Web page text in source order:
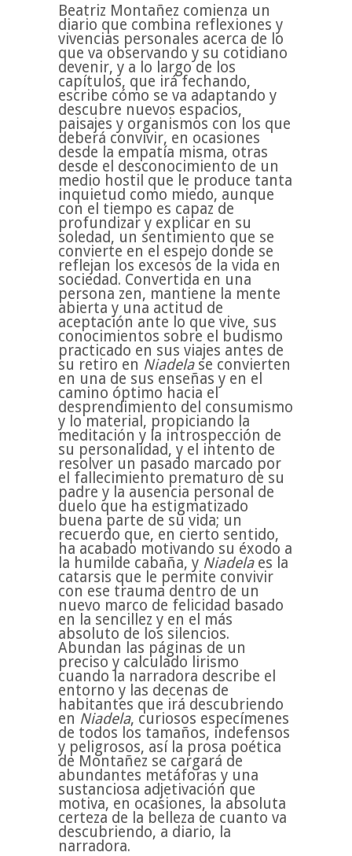
Beatriz Montañez comienza un
diario que combina reflexiones y
vivencias personales acerca de lo
que va observando y su cotidiano
devenir, y a lo largo de los
capítulos, que irá fechando,
escribe cómo se va adaptando y
descubre nuevos espacios,
paisajes y organismos con los que
deberá convivir, en ocasiones
desde la empatía misma, otras
desde el desconocimiento de un
medio hostil que le produce tanta
inquietud como miedo, aunque
con el tiempo es capaz de
profundizar y explicar en su
soledad, un sentimiento que se
convierte en el espejo donde se
reflejan los excesos de la vida en
sociedad. Convertida en una
persona zen, mantiene la mente
abierta y una actitud de
aceptación ante lo que vive, sus
conocimientos sobre el budismo
practicado en sus viajes antes de
su retiro en Niadelase convierten
en una de sus enseñas y en el
camino óptimo hacia el
desprendimiento del consumismo
y lo material, propiciando la
meditación y la introspección de
su personalidad, y el intento de
resolver un pasado marcado por
el fallecimiento prematuro de su
padre y la ausencia personal de
duelo que ha estigmatizado
buena parte de su vida; un
recuerdo que, en cierto sentido,
ha acabado motivando su éxodo a
la humilde cabaña, y Niadelaes la
catarsis que le permite convivir
con ese trauma dentro de un
nuevo marco de felicidad basado
en la sencillez y en el más
absoluto de los silencios.
Abundan las páginas de un
preciso y calculado lirismo
cuando la narradora describe el
entorno y las decenas de
habitantes que irá descubriendo
en Niadela, curiosos especímenes
de todos los tamaños, indefensos
y peligrosos, así la prosa poética
de Montañez se cargará de
abundantes metáforas y una
sustanciosa adjetivación que
motiva, en ocasiones, la absoluta
certeza de la belleza de cuanto va
descubriendo, a diario, la
narradora.